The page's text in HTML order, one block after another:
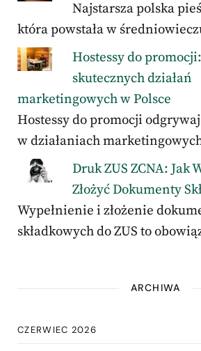
Najstarsza polska
która powstała w
Hostessy do
skutecznych działań
marketingowych w Polsce
Hostessy do promocji
w działaniach
Druk ZUS ZCNA: Jak
Złożyć Dokumenty
Wypełnienie i złożenie
składkowych do ZUS to
ARCHIWA
CZERWIEC 2026